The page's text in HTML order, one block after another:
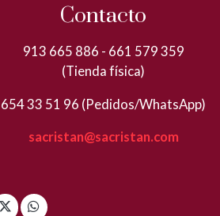
Contacto
913 665 886 - 661 579 359
(Tienda física)
654 33 51 96 (Pedidos/WhatsApp)
sacristan@sacristan.com